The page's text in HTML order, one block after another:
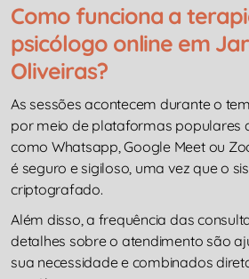
Como funciona a
psicólogo online em
Oliveiras?
As sessões acontecem durante o
por meio de plataformas populares
como Whatsapp, Google Meet ou
é seguro e sigiloso, uma vez que o
criptografado.
Além disso, a frequência das
detalhes sobre o atendimento são
sua necessidade e combinados